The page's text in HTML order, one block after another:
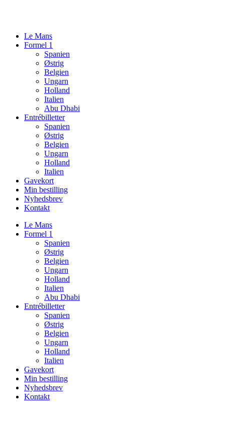
Le Mans
Formel 1
Spanien
Østrig
Belgien
Ungarn
Holland
Italien
Abu Dhabi
Entrébilletter
Spanien
Østrig
Belgien
Ungarn
Holland
Italien
Gavekort
Min bestilling
Nyhedsbrev
Kontakt
Le Mans
Formel 1
Spanien
Østrig
Belgien
Ungarn
Holland
Italien
Abu Dhabi
Entrébilletter
Spanien
Østrig
Belgien
Ungarn
Holland
Italien
Gavekort
Min bestilling
Nyhedsbrev
Kontakt